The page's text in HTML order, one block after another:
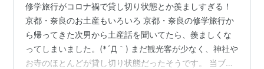
修学旅行がコロナ禍で貸し切り状態とか羨ましすぎる！
京都・奈良のお土産もいろいろ 京都・奈良の修学旅行か
ら帰ってきた次男から土産話を聞いてたら、羨ましくな
ってしまいました。(*´Д｀) まだ観光客が少なく、神社や
お寺のほとんどが貸し切り状態だったそうです。 当ブロ